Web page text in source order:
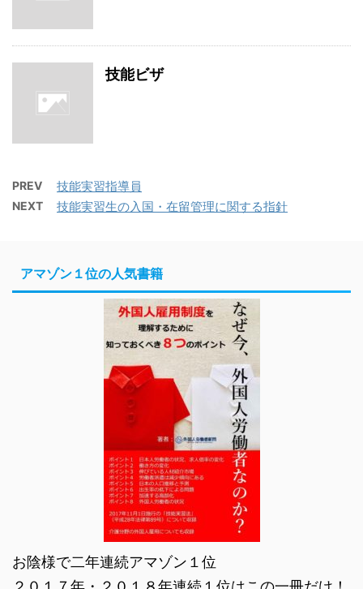
技能ビザ
PREV 技能実習指導員
NEXT 技能実習生の入国・在留管理に関する指針
アマゾン１位の人気書籍
お陰様で二年連続アマゾン１位